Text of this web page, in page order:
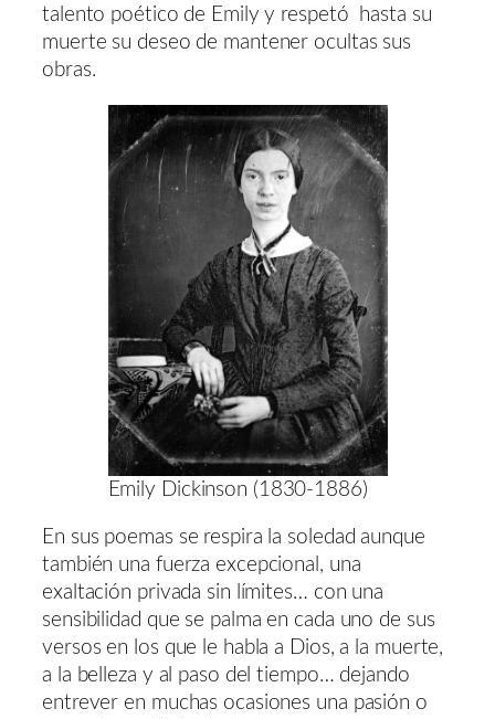
talento poético de Emily y respetó hasta su
muerte su deseo de mantener ocultas sus
obras.
Emily Dickinson (1830-1886)
En sus poemas se respira la soledad aunque
también una fuerza excepcional, una
exaltación privada sin límites… con una
sensibilidad que se palma en cada uno de sus
versos en los que le habla a Dios, a la muerte,
a la belleza y al paso del tiempo… dejando
entrever en muchas ocasiones una pasión o